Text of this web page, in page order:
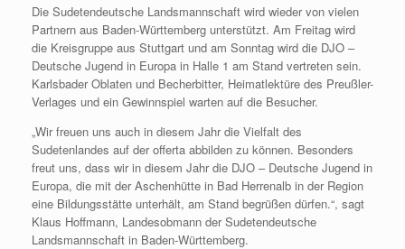
Die Sudetendeutsche Landsmannschaft wird wieder von vielen
Partnern aus Baden-Württemberg unterstützt. Am Freitag wird
die Kreisgruppe aus Stuttgart und am Sonntag wird die DJO –
Deutsche Jugend in Europa in Halle 1 am Stand vertreten sein.
Karlsbader Oblaten und Becherbitter, Heimatlektüre des Preußler-
Verlages und ein Gewinnspiel warten auf die Besucher.
„Wir freuen uns auch in diesem Jahr die Vielfalt des
Sudetenlandes auf der offerta abbilden zu können. Besonders
freut uns, dass wir in diesem Jahr die DJO – Deutsche Jugend in
Europa, die mit der Aschenhütte in Bad Herrenalb in der Region
eine Bildungsstätte unterhält, am Stand begrüßen dürfen.“, sagt
Klaus Hoffmann, Landesobmann der Sudetendeutsche
Landsmannschaft in Baden-Württemberg.